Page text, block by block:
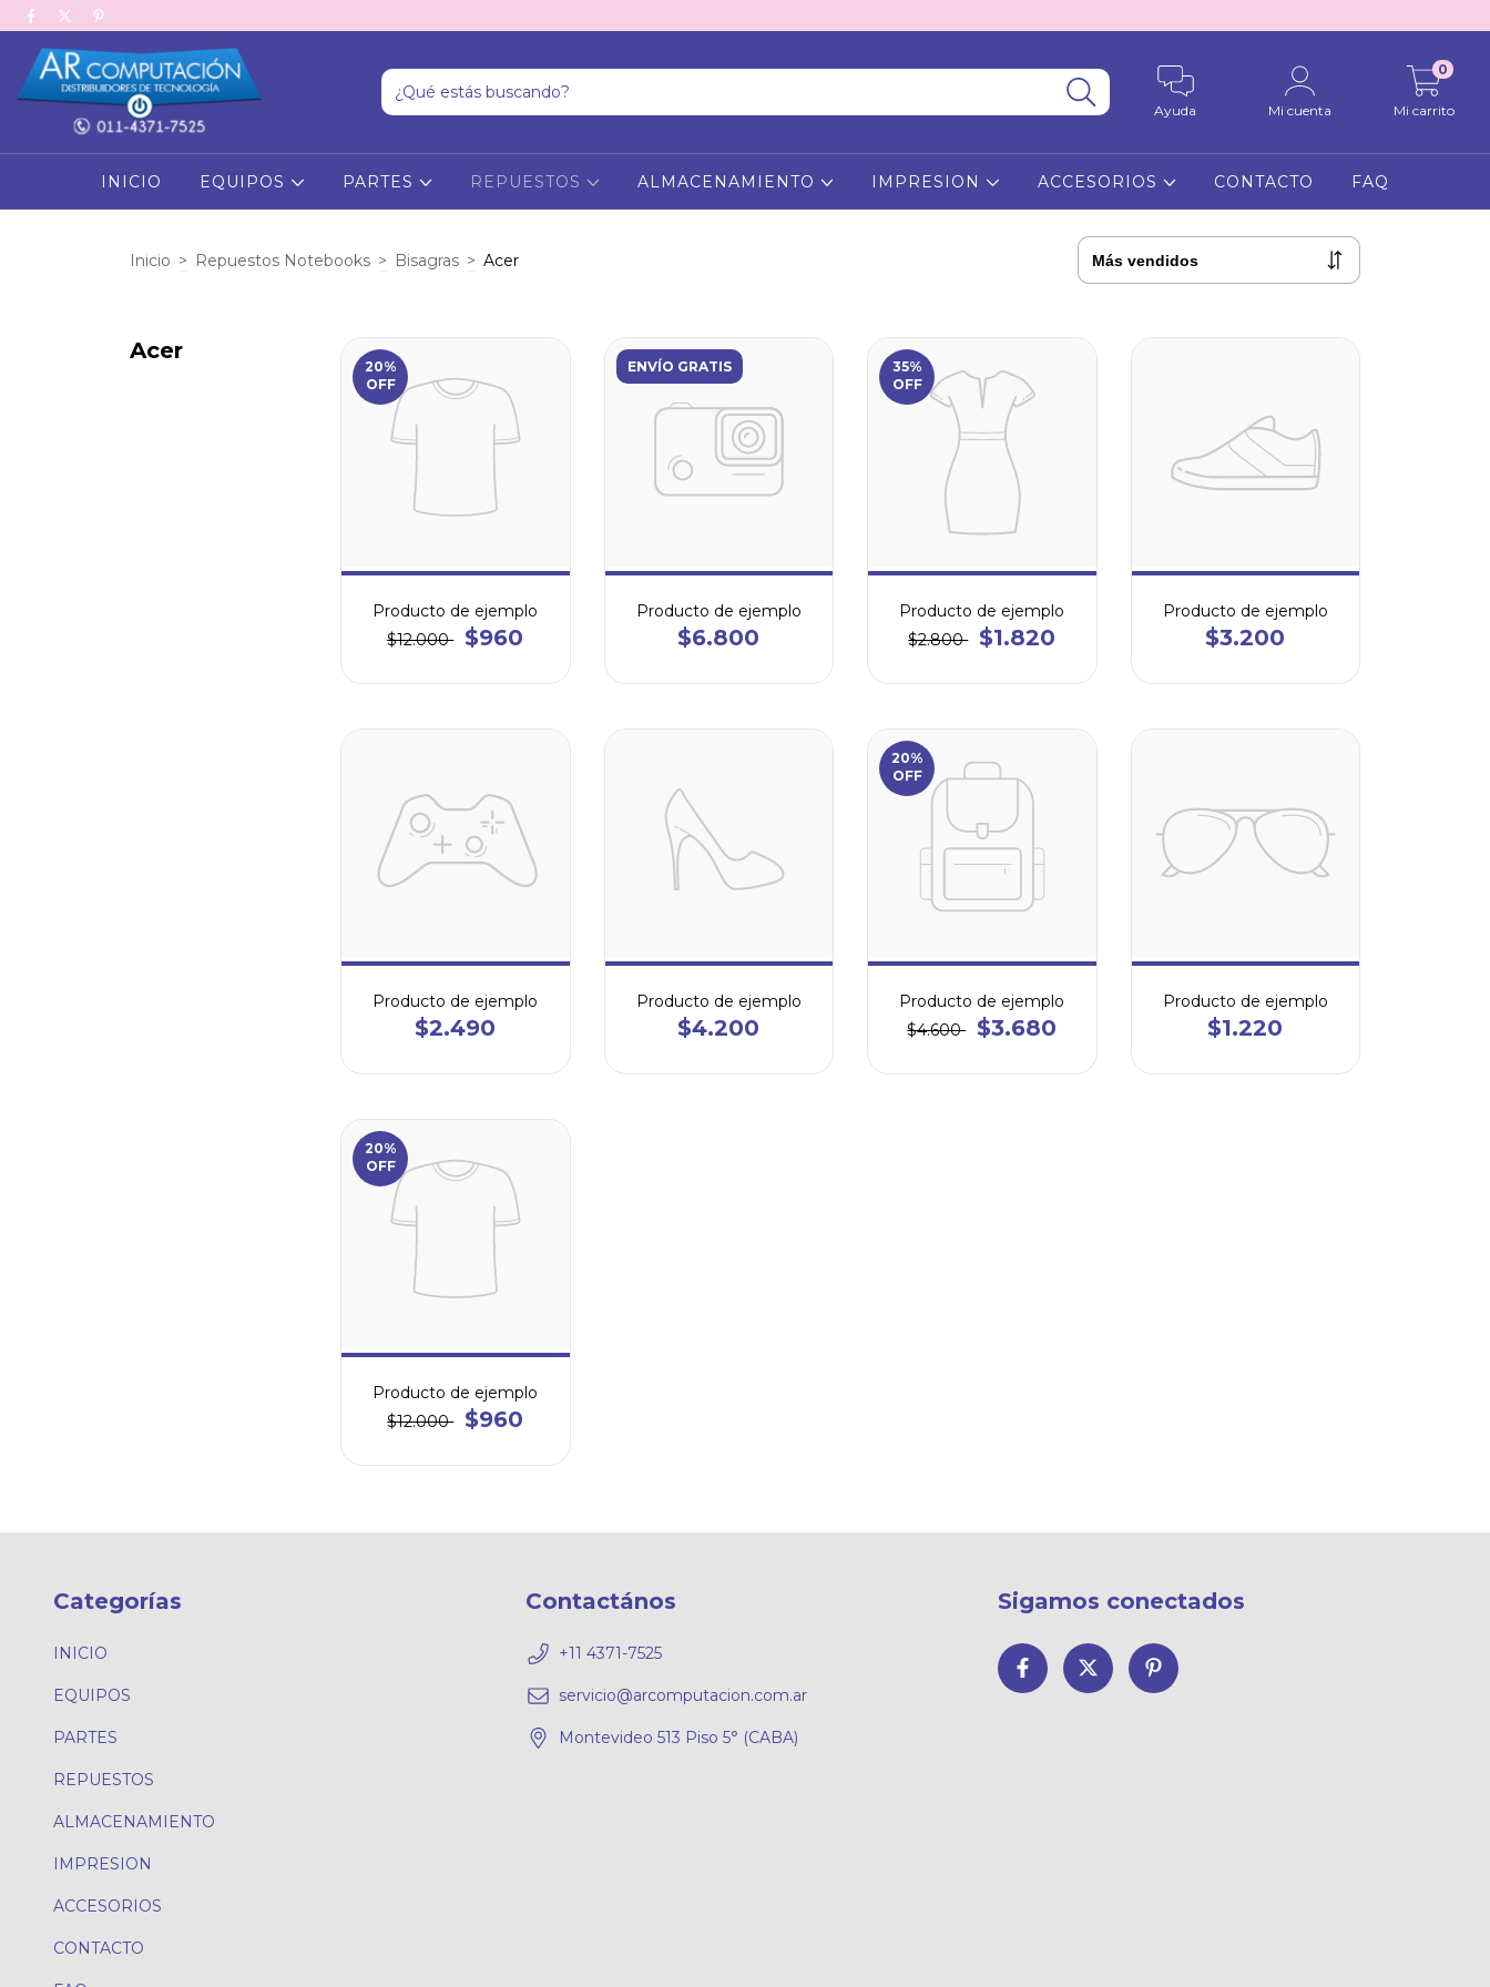
Ayuda Mi cuenta Mi carrito
0
INICIO EQUIPOS PARTES REPUESTOS ALMACENAMIENTO IMPRESION ACCESORIOS CONTACTO FAQ
Inicio > Repuestos Notebooks > Bisagras > Acer
Acer
20%
OFF
Producto de ejemplo
$12.000 $960
ENVÍO GRATIS
Producto de ejemplo
$6.800
35%
OFF
Producto de ejemplo
$2.800 $1.820
Producto de ejemplo
$3.200
Producto de ejemplo
$2.490
Producto de ejemplo
$4.200
20%
OFF
Producto de ejemplo
$4.600 $3.680
Producto de ejemplo
$1.220
20%
OFF
Producto de ejemplo
$12.000 $960
Categorías
INICIO
EQUIPOS
PARTES
REPUESTOS
ALMACENAMIENTO
IMPRESION
ACCESORIOS
CONTACTO
Contactános
+11 4371-7525
servicio@arcomputacion.com.ar
Montevideo 513 Piso 5° (CABA)
Sigamos conectados